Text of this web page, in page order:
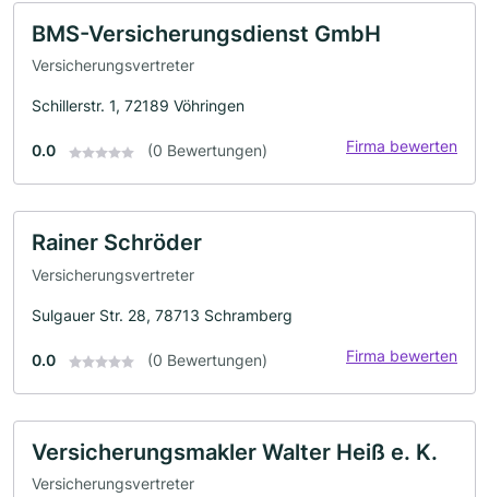
BMS-Versicherungsdienst GmbH
Versicherungsvertreter
Schillerstr. 1, 72189 Vöhringen
0.0 (0 Bewertungen) Firma bewerten
Rainer Schröder
Versicherungsvertreter
Sulgauer Str. 28, 78713 Schramberg
0.0 (0 Bewertungen) Firma bewerten
Versicherungsmakler Walter Heiß e. K.
Versicherungsvertreter